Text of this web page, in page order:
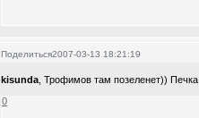
Поделиться2007-03-13 18:21:19
kisunda , Трофимов там позеленет))
0